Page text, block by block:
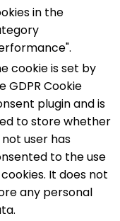
in the
cookie is set by
GDPR Cookie
plugin and is
to store whether
user has
to the use
It does not
any personal